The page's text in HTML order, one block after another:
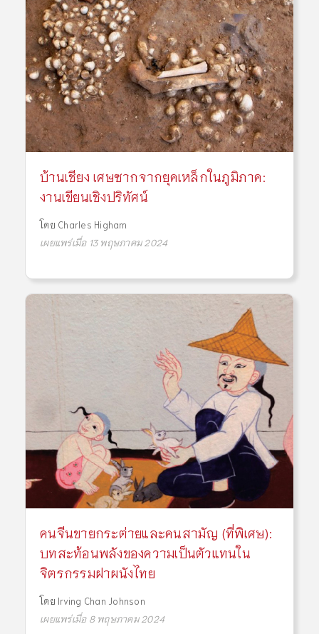
บ้านเชียง เศษซากจากยุคเหล็กในภูมิภาค:
งานเขียนเชิงปริทัศน์
โดย Charles Higham
เผยแพร่เมื่อ 13 พฤษภาคม 2024
คนจีนขายกระต่ายและคนสามัญ (ที่พิเศษ):
บทสะท้อนพลังของความเป็นตัวแทนใน
จิตรกรรมฝาผนังไทย
โดย Irving Chan Johnson
เผยแพร่เมื่อ 8 พฤษภาคม 2024